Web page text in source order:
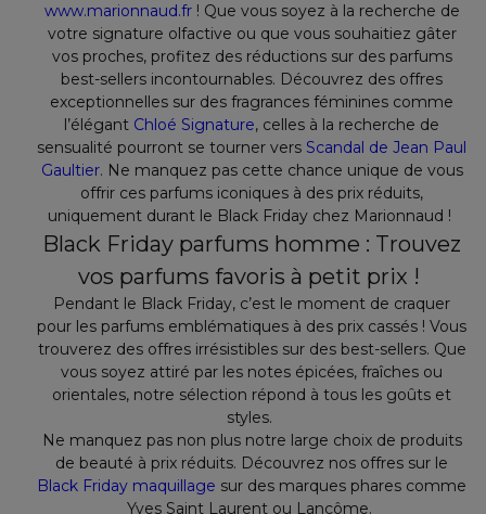
www.marionnaud.fr! Que vous soyez à la recherche de
votre signature olfactive ou que vous souhaitiez gâter
vos proches, profitez des réductions sur des parfums
best-sellers incontournables. Découvrez des offres
exceptionnelles sur des fragrances féminines comme
l’élégant Chloé Signature, celles à la recherche de
sensualité pourront se tourner vers Scandal de Jean Paul
Gaultier. Ne manquez pas cette chance unique de vous
offrir ces parfums iconiques à des prix réduits,
uniquement durant le Black Friday chez Marionnaud !
Black Friday parfums homme : Trouvez
vos parfums favoris à petit prix !
Pendant le Black Friday, c’est le moment de craquer
pour les parfums emblématiques à des prix cassés ! Vous
trouverez des offres irrésistibles sur des best-sellers. Que
vous soyez attiré par les notes épicées, fraîches ou
orientales, notre sélection répond à tous les goûts et
styles.
Ne manquez pas non plus notre large choix de produits
de beauté à prix réduits. Découvrez nos offres sur le
Black Friday maquillage sur des marques phares comme
Yves Saint Laurent ou Lancôme.